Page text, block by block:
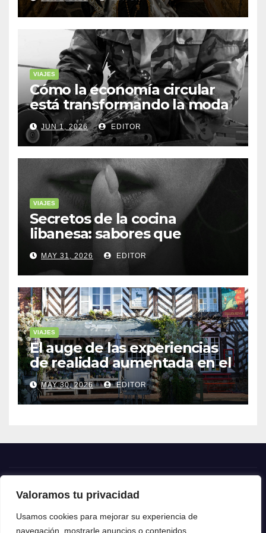
Valoramos tu privacidad
Usamos cookies para mejorar su experiencia de
navegación, mostrarle anuncios o contenidos
VIAJES
Cómo la economía circular
está transformando la moda
sostenible
JUN 1, 2026 EDITOR
VIAJES
Secretos de la cocina
libanesa: sabores que
cuentan historias
MAY 31, 2026 EDITOR
VIAJES
El auge de las experiencias
de realidad aumentada en el
turismo
MAY 30, 2026 EDITOR
Crónica24